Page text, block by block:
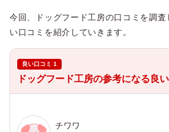
・複数購入で送料無料になる…1件
・体臭が和らいだ…1件※
・ジップ式の袋が良い…1件
※健康維持により
今回、ドッグフード工房の口コミを調査
い口コミを紹介していきます。
良い口コミ 1
ドッグフード工房の参考になる良
チワワ